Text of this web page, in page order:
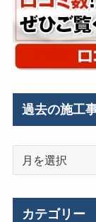
過去の施工
カテゴリー